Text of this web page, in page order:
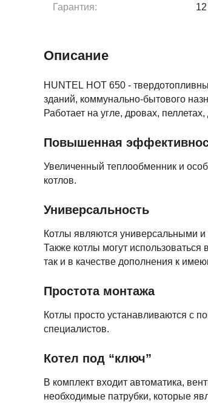
Гарантия: 12
Описание
НUNTEL HOT 650 -
зданий, коммунально-бытового
Работает на угле, дровах,
Повышенная
Увеличенный теплообменник и
котлов.
Универсальность
Котлы являются универсальными и
Также котлы могут
так и в качестве дополнения к
Простота монтажа
Котлы просто устанавливаются с
специалистов.
Котел под “ключ”
В комплект входит автоматика,
необходимые патрубки, которые